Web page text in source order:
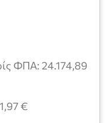
ΦΠΑ: 24.174,89
€